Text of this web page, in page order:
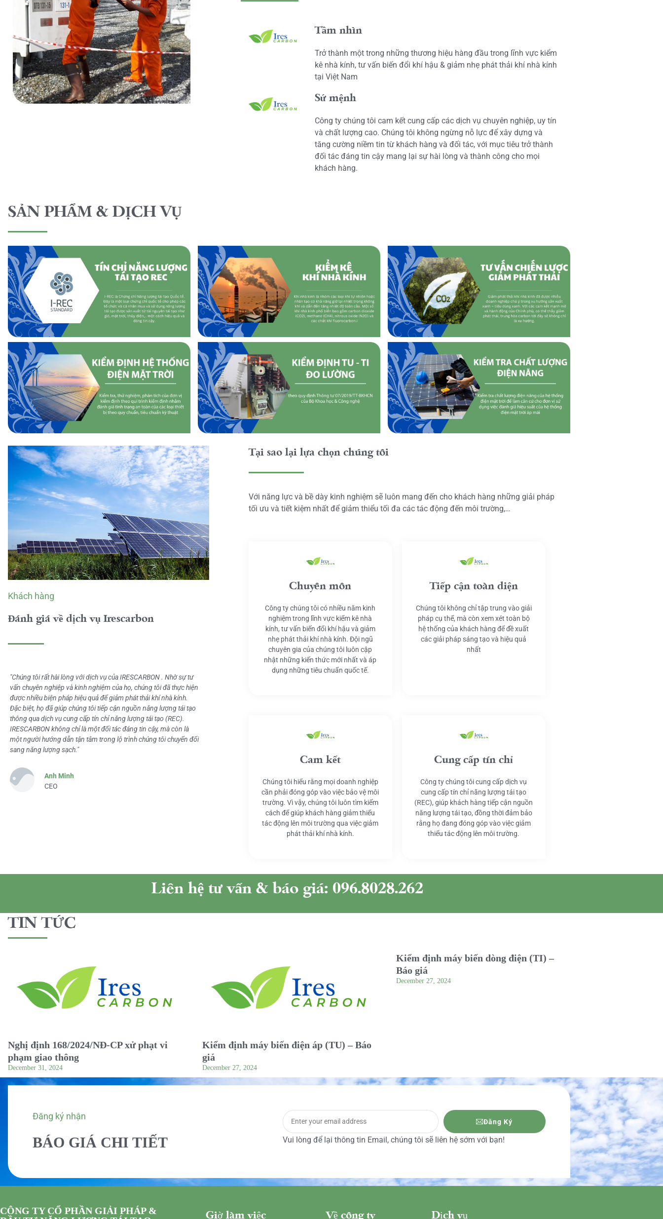
Tầm nhìn
Trở thành một trong những thương hiệu hàng đầu trong lĩnh vực kiểm
kê nhà kính, tư vấn biến đổi khí hậu & giảm nhẹ phát thải khí nhà kính
tại Việt Nam
Sứ mệnh
Công ty chúng tôi cam kết cung cấp các dịch vụ chuyên nghiệp, uy tín
và chất lượng cao. Chúng tôi không ngừng nỗ lực để xây dựng và
tăng cường niềm tin từ khách hàng và đối tác, với mục tiêu trở thành
đối tác đáng tin cậy mang lại sự hài lòng và thành công cho mọi
khách hàng.
SẢN PHẨM & DỊCH VỤ
Khách hàng
Đánh giá về dịch vụ Irescarbon
"Chúng tôi rất hài lòng với dịch vụ của IRESCARBON . Nhờ sự tư
vấn chuyên nghiệp và kinh nghiệm của họ, chúng tôi đã thực hiện
được nhiều biện pháp hiệu quả để giảm phát thải khí nhà kính.
Đặc biệt, họ đã giúp chúng tôi tiếp cận nguồn năng lượng tái tạo
thông qua dịch vụ cung cấp tín chỉ năng lượng tái tạo (REC).
IRESCARBON không chỉ là một đối tác đáng tin cậy, mà còn là
một người hướng dẫn tận tâm trong lộ trình chúng tôi chuyển đổi
sang năng lượng sạch."
Anh Minh
CEO
Tại sao lại lựa chọn chúng tôi
Với năng lực và bề dày kinh nghiệm sẽ luôn mang đến cho khách hàng những giải pháp
tối ưu và tiết kiệm nhất để giảm thiểu tối đa các tác động đến môi trường,…
Chuyên môn
Công ty chúng tôi có nhiều năm kinh
nghiệm trong lĩnh vực kiểm kê nhà
kính, tư vấn biến đổi khí hậu và giảm
nhẹ phát thải khí nhà kính. Đội ngũ
chuyên gia của chúng tôi luôn cập
nhật những kiến thức mới nhất và áp
dụng những tiêu chuẩn quốc tế.
Tiếp cận toàn diện
Chúng tôi không chỉ tập trung vào giải
pháp cụ thể, mà còn xem xét toàn bộ
hệ thống của khách hàng để đề xuất
các giải pháp sáng tạo và hiệu quả
nhất
Cam kết
Chúng tôi hiểu rằng mọi doanh nghiệp
cần phải đóng góp vào việc bảo vệ môi
trường. Vì vậy, chúng tôi luôn tìm kiếm
cách để giúp khách hàng giảm thiểu
tác động lên môi trường qua việc giảm
phát thải khí nhà kính.
Cung cấp tín chỉ
Công ty chúng tôi cung cấp dịch vụ
cung cấp tín chỉ năng lượng tái tạo
(REC), giúp khách hàng tiếp cận nguồn
năng lượng tái tạo, đồng thời đảm bảo
rằng họ đang đóng góp vào việc giảm
thiểu tác động lên môi trường.
Liên hệ tư vấn & báo giá: 096.8028.262
TIN TỨC
Nghị định 168/2024/NĐ-CP xử phạt vi
phạm giao thông
December 31, 2024
Kiểm định máy biến điện áp (TU) – Báo
giá
December 27, 2024
Kiểm định máy biến dòng điện (TI) –
Báo giá
December 27, 2024
Đăng ký nhận
BÁO GIÁ CHI TIẾT
Đăng Ký
Vui lòng để lại thông tin Email, chúng tôi sẽ liên hệ sớm với bạn!
CÔNG TY CỔ PHẦN GIẢI PHÁP &
Giờ làm việc Về công ty Dịch vụ